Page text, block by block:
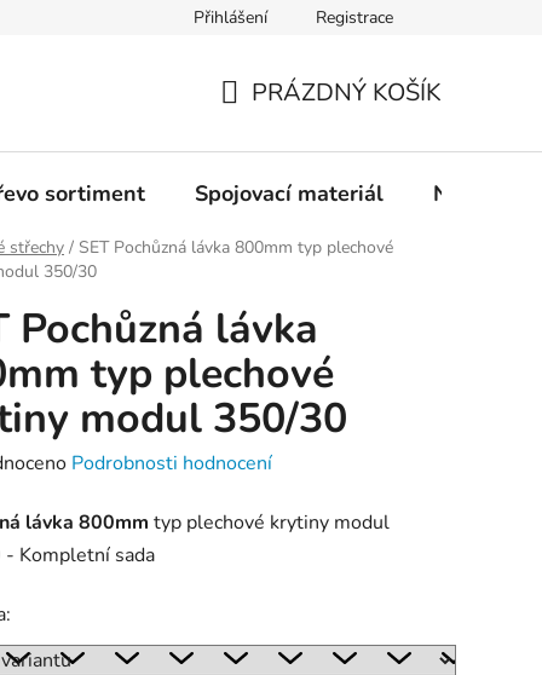
Přihlášení Registrace
KOŠÍK
PRÁZDNÝ KOŠÍK
sortiment Spojovací materiál Nářadí
střechy / SET Pochůzná lávka 800mm typ plechové
350/30
Pochůzná lávka
typ plechové
modul 350/30
Podrobnosti hodnocení
lávka 800mm typ plechové krytiny modul
- Kompletní sada